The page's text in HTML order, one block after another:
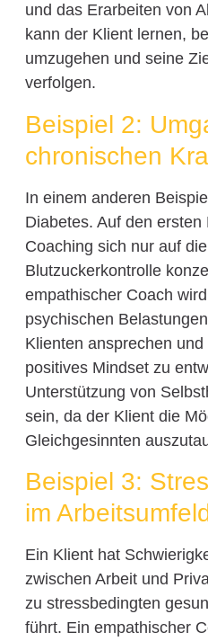
und das Erarbeiten von
kann der Klient lernen,
umzugehen und seine
verfolgen.
Beispiel 2:
chronischen
In einem anderen
Diabetes. Auf den
Coaching sich nur auf
Blutzuckerkontrolle
empathischer Coach
psychischen
Klienten ansprechen
positives Mindset zu
Unterstützung von
sein, da der Klient die
Gleichgesinnten
Beispiel 3:
im
Ein Klient hat
zwischen Arbeit und
zu stressbedingten
führt. Ein empathischer